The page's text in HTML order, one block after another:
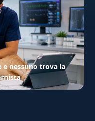
e nessuno trova la